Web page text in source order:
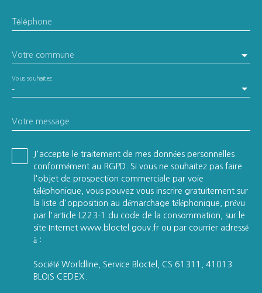
Téléphone
Votre commune
-
Vous souhaitez
Votre message
J'accepte le traitement de mes données personnelles
conformément au RGPD. Si vous ne souhaitez pas faire
l'objet de prospection commerciale par voie
téléphonique, vous pouvez vous inscrire gratuitement sur
la liste d'opposition au démarchage téléphonique, prévu
par l'article L223-1 du code de la consommation, sur le
site Internet www.bloctel.gouv.fr ou par courrier adressé
à :
Société Worldline, Service Bloctel, CS 61311, 41013
BLOIS CEDEX.